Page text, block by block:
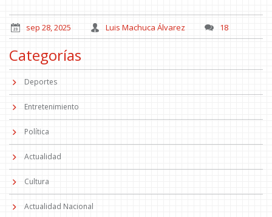
sep 28, 2025 Luis Machuca Álvarez 18
Categorías
Deportes
Entretenimiento
Política
Actualidad
Cultura
Actualidad Nacional